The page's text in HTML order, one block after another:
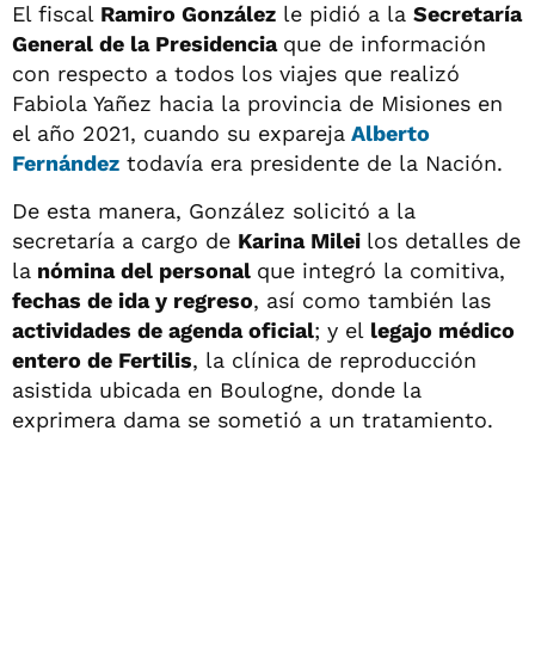
El fiscal Ramiro González le pidió a la Secretaría
General de la Presidencia que de información
con respecto a todos los viajes que realizó
Fabiola Yañez hacia la provincia de Misiones en
el año 2021, cuando su expareja Alberto
Fernández todavía era presidente de la Nación.
De esta manera, González solicitó a la
secretaría a cargo de Karina Milei los detalles de
la nómina del personal que integró la comitiva,
fechas de ida y regreso, así como también las
actividades de agenda oficial; y el legajo médico
entero de Fertilis, la clínica de reproducción
asistida ubicada en Boulogne, donde la
exprimera dama se sometió a un tratamiento.